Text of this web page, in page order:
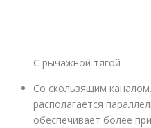
С рычажной тягой
Со скользящим
располагается
обеспечивает более